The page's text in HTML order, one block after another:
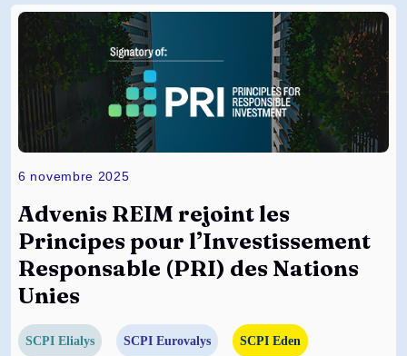
6 novembre 2025
Advenis REIM rejoint les
Principes pour l’Investissement
Responsable (PRI) des Nations
Unies
SCPI Elialys SCPI Eurovalys SCPI Eden